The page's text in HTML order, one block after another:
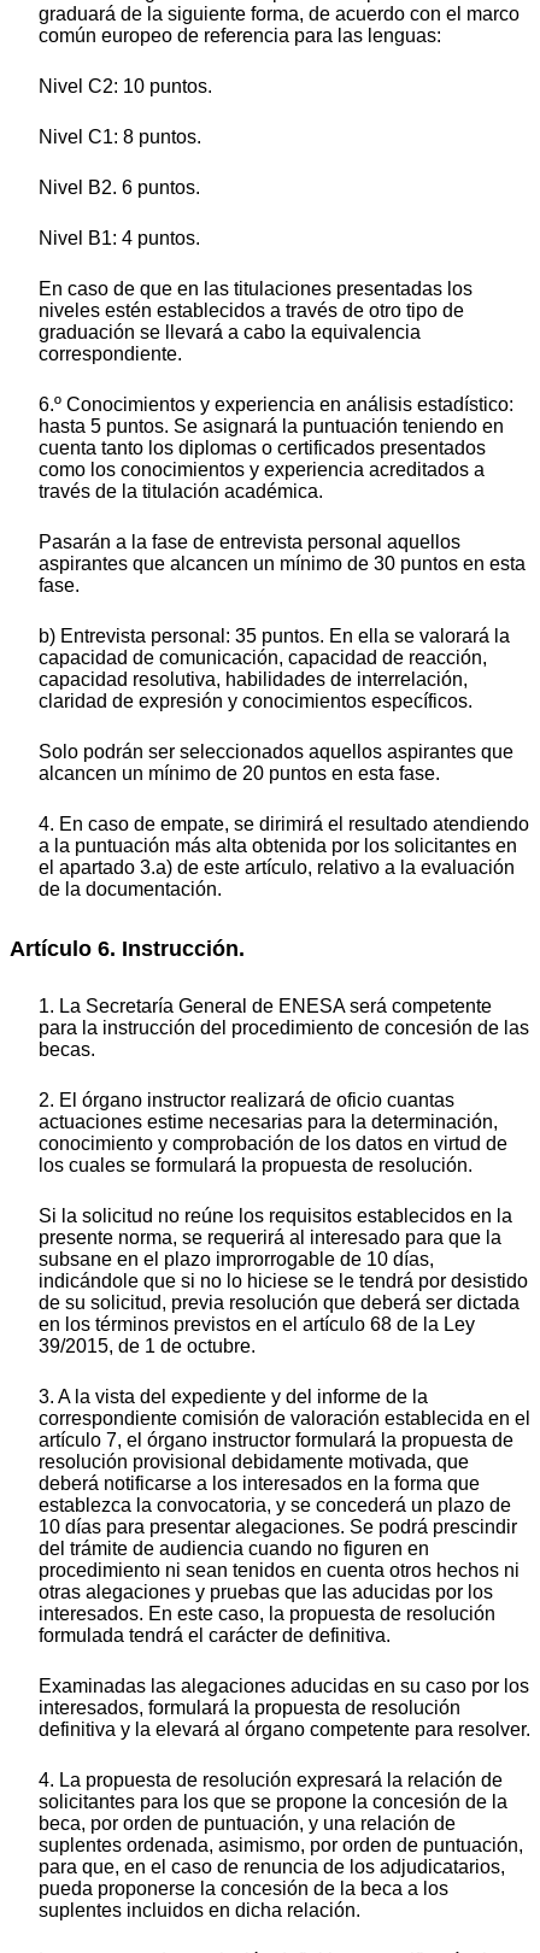
graduará de la siguiente forma, de acuerdo con el marco
común europeo de referencia para las lenguas:
Nivel C2: 10 puntos.
Nivel C1: 8 puntos.
Nivel B2. 6 puntos.
Nivel B1: 4 puntos.
En caso de que en las titulaciones presentadas los
niveles estén establecidos a través de otro tipo de
graduación se llevará a cabo la equivalencia
correspondiente.
6.º Conocimientos y experiencia en análisis estadístico:
hasta 5 puntos. Se asignará la puntuación teniendo en
cuenta tanto los diplomas o certificados presentados
como los conocimientos y experiencia acreditados a
través de la titulación académica.
Pasarán a la fase de entrevista personal aquellos
aspirantes que alcancen un mínimo de 30 puntos en esta
fase.
b) Entrevista personal: 35 puntos. En ella se valorará la
capacidad de comunicación, capacidad de reacción,
capacidad resolutiva, habilidades de interrelación,
claridad de expresión y conocimientos específicos.
Solo podrán ser seleccionados aquellos aspirantes que
alcancen un mínimo de 20 puntos en esta fase.
4. En caso de empate, se dirimirá el resultado atendiendo
a la puntuación más alta obtenida por los solicitantes en
el apartado 3.a) de este artículo, relativo a la evaluación
de la documentación.
Artículo 6. Instrucción.
1. La Secretaría General de ENESA será competente
para la instrucción del procedimiento de concesión de las
becas.
2. El órgano instructor realizará de oficio cuantas
actuaciones estime necesarias para la determinación,
conocimiento y comprobación de los datos en virtud de
los cuales se formulará la propuesta de resolución.
Si la solicitud no reúne los requisitos establecidos en la
presente norma, se requerirá al interesado para que la
subsane en el plazo improrrogable de 10 días,
indicándole que si no lo hiciese se le tendrá por desistido
de su solicitud, previa resolución que deberá ser dictada
en los términos previstos en el artículo 68 de la Ley
39/2015, de 1 de octubre.
3. A la vista del expediente y del informe de la
correspondiente comisión de valoración establecida en el
artículo 7, el órgano instructor formulará la propuesta de
resolución provisional debidamente motivada, que
deberá notificarse a los interesados en la forma que
establezca la convocatoria, y se concederá un plazo de
10 días para presentar alegaciones. Se podrá prescindir
del trámite de audiencia cuando no figuren en
procedimiento ni sean tenidos en cuenta otros hechos ni
otras alegaciones y pruebas que las aducidas por los
interesados. En este caso, la propuesta de resolución
formulada tendrá el carácter de definitiva.
Examinadas las alegaciones aducidas en su caso por los
interesados, formulará la propuesta de resolución
definitiva y la elevará al órgano competente para resolver.
4. La propuesta de resolución expresará la relación de
solicitantes para los que se propone la concesión de la
beca, por orden de puntuación, y una relación de
suplentes ordenada, asimismo, por orden de puntuación,
para que, en el caso de renuncia de los adjudicatarios,
pueda proponerse la concesión de la beca a los
suplentes incluidos en dicha relación.